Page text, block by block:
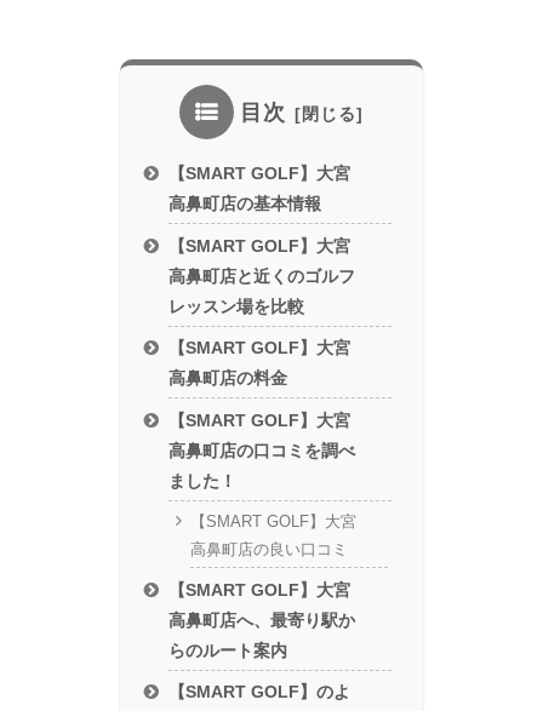
目次
【SMART GOLF】大宮
高鼻町店の基本情報
【SMART GOLF】大宮
高鼻町店と近くのゴルフ
レッスン場を比較
【SMART GOLF】大宮
高鼻町店の料金
【SMART GOLF】大宮
高鼻町店の口コミを調べ
ました！
【SMART GOLF】大宮
高鼻町店の良い口コミ
【SMART GOLF】大宮
高鼻町店へ、最寄り駅か
らのルート案内
【SMART GOLF】のよ